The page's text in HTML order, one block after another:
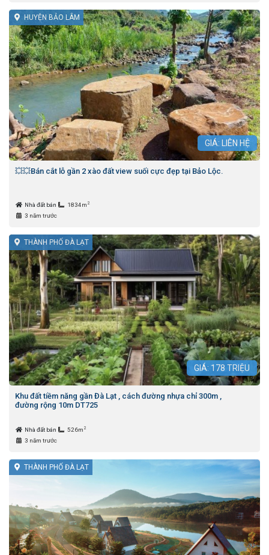
HUYỆN BẢO LÂM
GIÁ: LIÊN HỆ
💥💥Bán cắt lỗ gần 2 xào đất view suối cực đẹp tại Bảo Lộc.
Nhà đất bán 1834m 2
3 năm trước
THÀNH PHỐ ĐÀ LẠT
GIÁ: 178 TRIỆU
Khu đất tiềm năng gần Đà Lạt , cách đường nhựa chỉ 300m ,
đường rộng 10m DT725
Nhà đất bán 526m 2
3 năm trước
THÀNH PHỐ ĐÀ LẠT